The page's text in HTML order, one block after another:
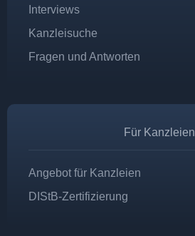
Interviews
Kanzleisuche
Fragen und Antworten
Für Kanzleien
Angebot für Kanzleien
DIStB-Zertifizierung